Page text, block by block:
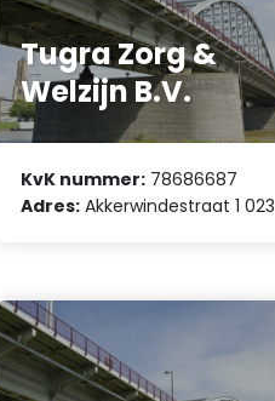
Tugra Zorg &
Welzijn B.V.
KvK nummer: 78686687
Adres: Akkerwindestraat 1 023